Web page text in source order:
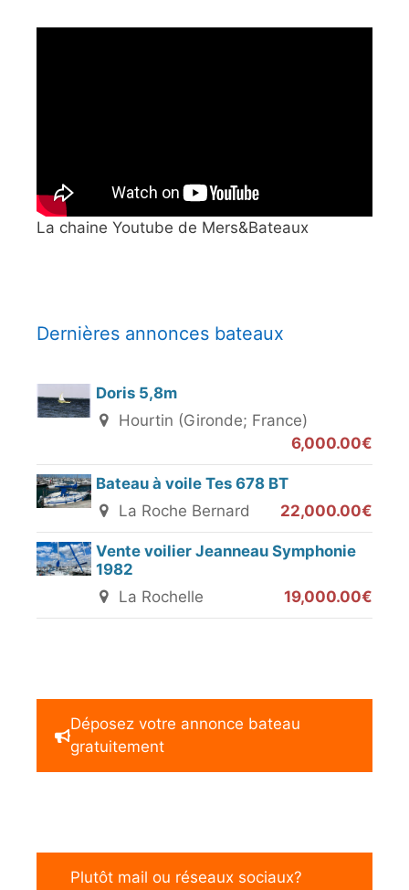
La chaine Youtube de Mers&Bateaux
Dernières annonces bateaux
Doris 5,8m
Hourtin (Gironde; France)
6,000.00€
Bateau à voile Tes 678 BT
La Roche Bernard
22,000.00€
Vente voilier Jeanneau Symphonie
1982
La Rochelle
19,000.00€
Déposez votre annonce bateau
gratuitement
Plutôt mail ou réseaux sociaux?